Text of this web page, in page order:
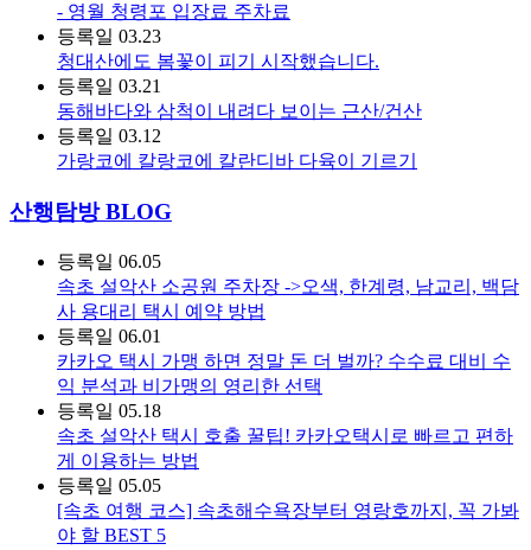
- 영월 청령포 입장료 주차료
등록일 03.23
청대산에도 봄꽃이 피기 시작했습니다.
등록일 03.21
동해바다와 삼척이 내려다 보이는 근산/건산
등록일 03.12
가랑코에 칼랑코에 칼란디바 다육이 기르기
산행탐방 BLOG
등록일 06.05
속초 설악산 소공원 주차장 ->오색, 한계령, 남교리, 백담
사 용대리 택시 예약 방법
등록일 06.01
카카오 택시 가맹 하면 정말 돈 더 벌까? 수수료 대비 수
익 분석과 비가맹의 영리한 선택
등록일 05.18
속초 설악산 택시 호출 꿀팁! 카카오택시로 빠르고 편하
게 이용하는 방법
등록일 05.05
[속초 여행 코스] 속초해수욕장부터 영랑호까지, 꼭 가봐
야 할 BEST 5